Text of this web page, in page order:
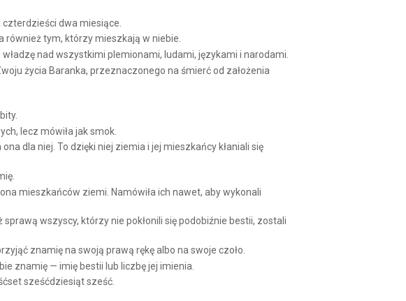
dwa miesiące.
również tym, którzy mieszkają w niebie.
nad wszystkimi plemionami, ludami, językami i narodami.
życia Baranka, przeznaczonego na śmierć od założenia
lecz mówiła jak smok.
dla niej. To dzięki niej ziemia i jej mieszkańcy kłaniali się
mieszkańców ziemi. Namówiła ich nawet, aby wykonali
wszyscy, którzy nie pokłonili się podobiźnie bestii, zostali
znamię na swoją prawą rękę albo na swoje czoło.
znamię — imię bestii lub liczbę jej imienia.
sześćdziesiąt sześć.